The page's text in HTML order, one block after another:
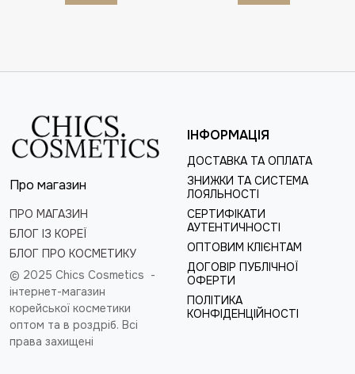
Про магазин
ПРО МАГАЗИН
БЛОГ ІЗ КОРЕЇ
БЛОГ ПРО КОСМЕТИКУ
© 2025 Chics Cosmetics -
інтернет-магазин
корейської косметики
оптом та в роздріб. Всі
права захищені
ІНФОРМАЦІЯ
ДОСТАВКА ТА ОПЛАТА
ЗНИЖКИ ТА СИСТЕМА
ЛОЯЛЬНОСТІ
СЕРТИФІКАТИ
АУТЕНТИЧНОСТІ
ОПТОВИМ КЛІЄНТАМ
ДОГОВІР ПУБЛІЧНОЇ
ОФЕРТИ
ПОЛІТИКА
КОНФІДЕНЦІЙНОСТІ